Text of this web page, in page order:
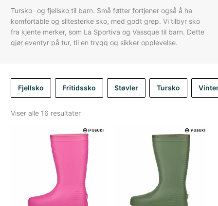
Tursko- og fjellsko til barn. Små føtter fortjener også å ha
komfortable og slitesterke sko, med godt grep. Vi tilbyr sko
fra kjente merker, som La Sportiva og Vassque til barn. Dette
gjør eventyr på tur, til en trygg og sikker opplevelse.
Fjellsko Fritidssko Støvler Tursko
Viser alle 16 resultaterSortert